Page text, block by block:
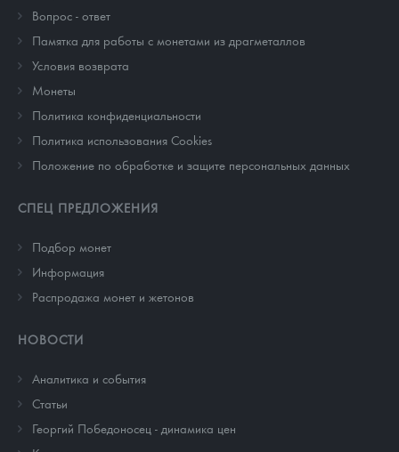
Вопрос - ответ
Памятка для работы с монетами из драгметаллов
Условия возврата
Монеты
Политика конфиденциальности
Политика использования Cookies
Положение по обработке и защите персональных данных
СПЕЦ ПРЕДЛОЖЕНИЯ
Подбор монет
Информация
Распродажа монет и жетонов
НОВОСТИ
Аналитика и события
Cтатьи
Георгий Победоносец - динамика цен